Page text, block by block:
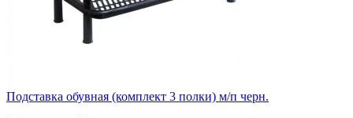
Подставка обувная (комплект 3 полки) м/п черн.